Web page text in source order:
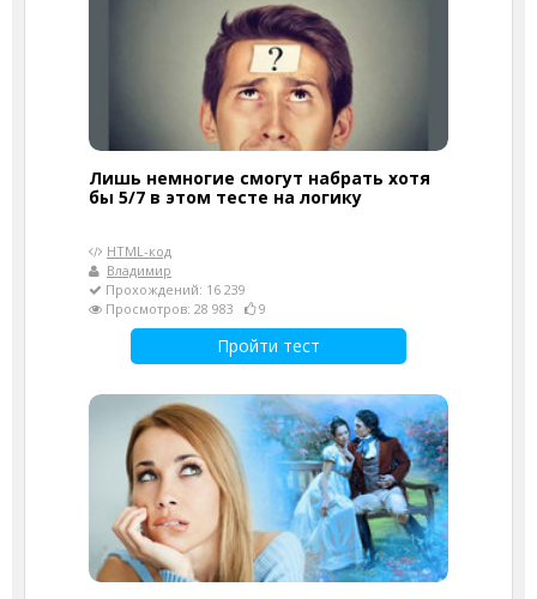
Лишь немногие смогут набрать хотя
бы 5/7 в этом тесте на логику
HTML-код
Владимир
Прохождений: 16 239
Просмотров: 28 983
9
Пройти тест